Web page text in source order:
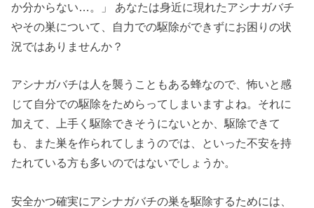
か分からない…。」 あなたは身近に現れたアシナガバチ
やその巣について、自力での駆除ができずにお困りの状
況ではありませんか？
アシナガバチは人を襲うこともある蜂なので、怖いと感
じて自分での駆除をためらってしまいますよね。それに
加えて、上手く駆除できそうにないとか、駆除できて
も、また巣を作られてしまうのでは、といった不安を持
たれている方も多いのではないでしょうか。
安全かつ確実にアシナガバチの巣を駆除するためには、